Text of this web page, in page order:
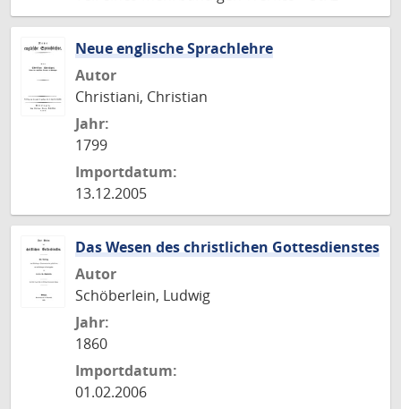
Neue englische Sprachlehre
Autor
Christiani, Christian
Jahr:
1799
Importdatum:
13.12.2005
Das Wesen des christlichen Gottesdienstes
Autor
Schöberlein, Ludwig
Jahr:
1860
Importdatum:
01.02.2006